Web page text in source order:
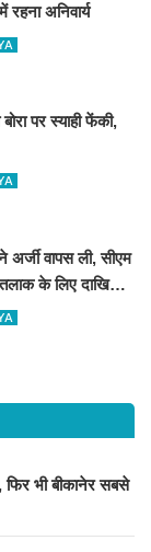
अनिवार्य
पर स्याही फेंकी,
अर्जी वापस ली, सीएम
तलाक के लिए दाखिल
भी बीकानेर सबसे